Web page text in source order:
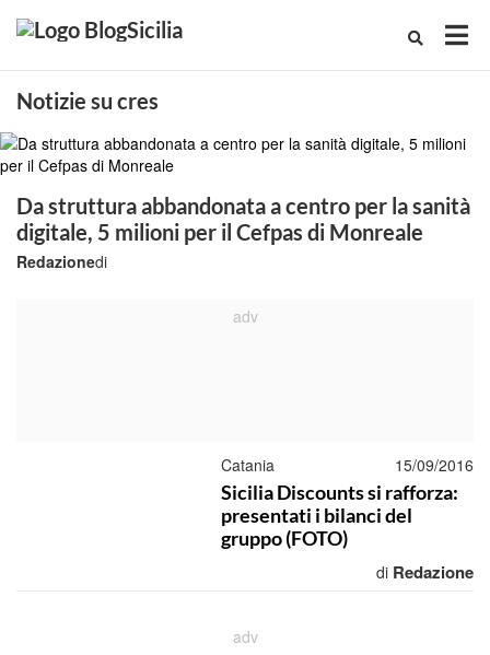
Notizie su cres
Da struttura abbandonata a centro per la sanità
digitale, 5 milioni per il Cefpas di Monreale
di
Redazione
Catania 15/09/2016
Sicilia Discounts si rafforza:
presentati i bilanci del
gruppo (FOTO)
di Redazione